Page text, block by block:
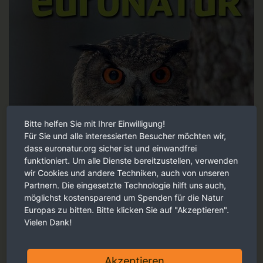
Bitte helfen Sie mit Ihrer Einwilligung!
Für Sie und alle interessierten Besucher möchten wir,
dass euronatur.org sicher ist und einwandfrei
funktioniert. Um alle Dienste bereitzustellen, verwenden
wir Cookies und andere Techniken, auch von unseren
Partnern. Die eingesetzte Technologie hilft uns auch,
möglichst kostensparend um Spenden für die Natur
Europas zu bitten. Bitte klicken Sie auf "Akzeptieren".
Vielen Dank!